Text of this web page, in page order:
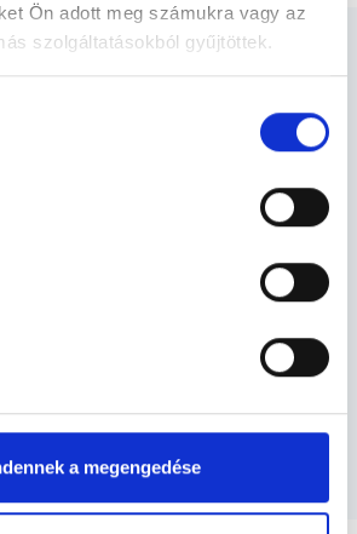
Ön adott meg számukra vagy az
szolgáltatásokból gyűjtöttek.
foglaljorvost.hu/info/foglaljorvost-
a megengedése
- Radiológia
radiológus orvosok